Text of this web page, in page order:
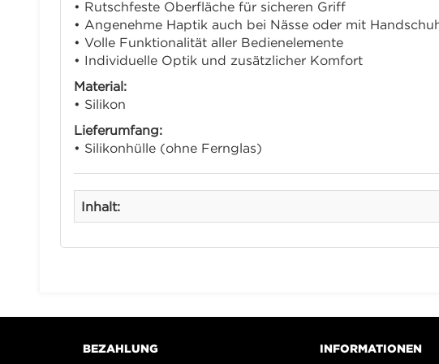
• Rutschfeste Oberfläche für sicheren Griff
• Angenehme Haptik auch bei Nässe oder mit
• Volle Funktionalität aller Bedienelemente
• Individuelle Optik und zusätzlicher Komfort
Material:
• Silikon
Lieferumfang:
• Silikonhülle (ohne Fernglas)
Inhalt:
BEZAHLUNG INFORMATIONEN